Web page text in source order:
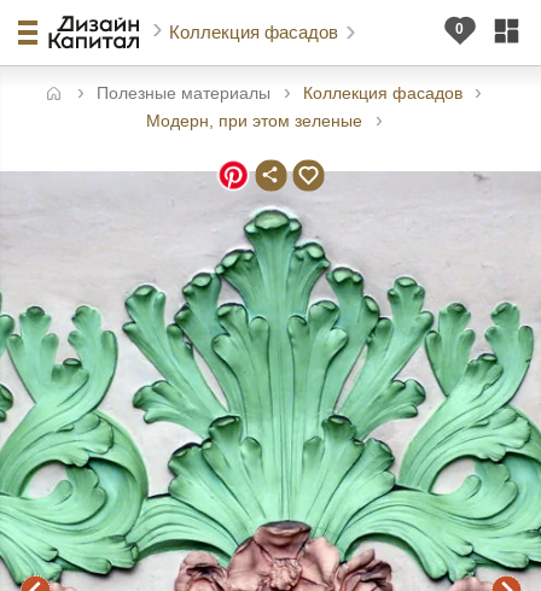
Коллекция фасадов
Полезные материалы
Коллекция фасадов
Модерн, при этом зеленые